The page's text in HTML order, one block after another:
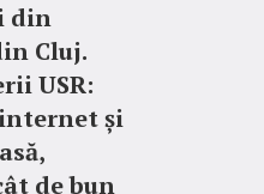
din
Cluj.
USR:
și
de bun